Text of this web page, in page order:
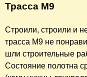
Трасса М9
Строили, строили и
трасса М9 не
шли строительные
Состояние полотна